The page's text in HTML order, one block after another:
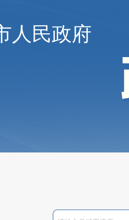
人民政府